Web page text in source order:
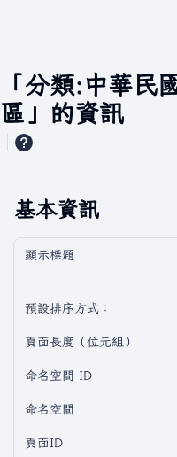
「分類:中華民
區」的資訊
基本資訊
顯示標題
預設排序方式：
頁面長度（位元組）
命名空間 ID
命名空間
頁面ID